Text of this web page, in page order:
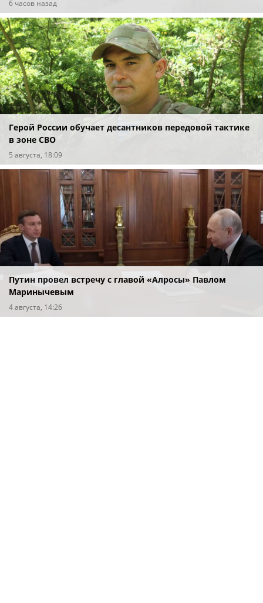
6 часов назад
Герой России обучает десантников передовой тактике
в зоне СВО
5 августа, 18:09
Путин провел встречу с главой «Алросы» Павлом
Маринычевым
4 августа, 14:26